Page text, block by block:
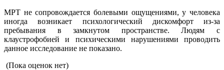
МРТ не сопровождается болевыми ощущениями, у человека
иногда возникает психологический дискомфорт из-за
пребывания в замкнутом пространстве. Людям с
клаустрофобией и психическими нарушениями проводить
данное исследование не показано.
(Пока оценок нет)